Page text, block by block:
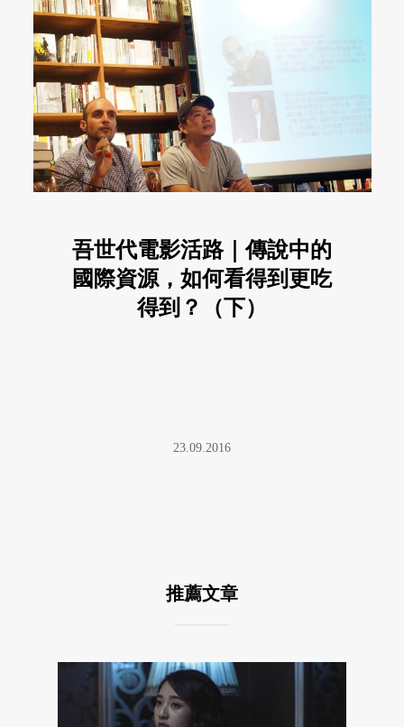
吾世代電影活路｜傳說中的
國際資源，如何看得到更吃
得到？（下）
23.09.2016
推薦文章